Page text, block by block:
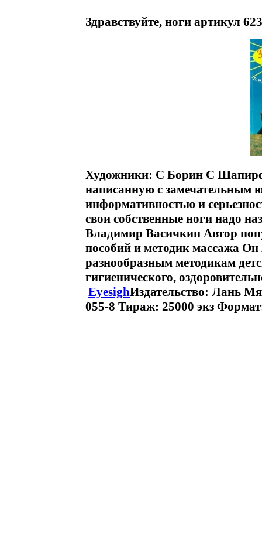
Здравствуйте, ноги артикул
Художники: С Борин С Шапиро
написанную с замечательным
информативностью и
свои собственные ноги надо
Владимир Васичкин Автор
пособий и методик массажа
разнообразным методикам
гигиенического,
EyesighИздательство: Лань
055-8 Тираж: 25000 экз